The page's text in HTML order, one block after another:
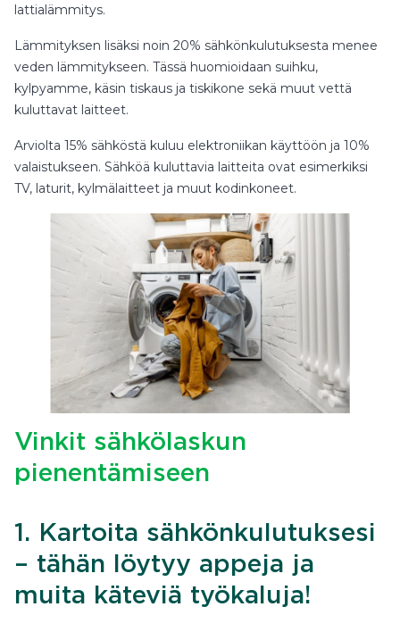
lattialämmitys.
Lämmityksen lisäksi noin 20% sähkönkulutuksesta menee
veden lämmitykseen. Tässä huomioidaan suihku,
kylpyamme, käsin tiskaus ja tiskikone sekä muut vettä
kuluttavat laitteet.
Arviolta 15% sähköstä kuluu elektroniikan käyttöön ja 10%
valaistukseen. Sähköä kuluttavia laitteita ovat esimerkiksi
TV, laturit, kylmälaitteet ja muut kodinkoneet.
Vinkit sähkölaskun
pienentämiseen
1. Kartoita sähkönkulutuksesi
– tähän löytyy appeja ja
muita käteviä työkaluja!